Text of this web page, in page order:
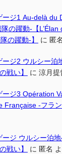
ージ1 Au-delà du
の躍動-【L’Élan
の躍動-】
に 匿名
ージ2 ウルシー泊
戦い】
に 涼月提
ージ3 Opération
Française -フラン
ージ ウルシー泊
戦い】
に 匿名